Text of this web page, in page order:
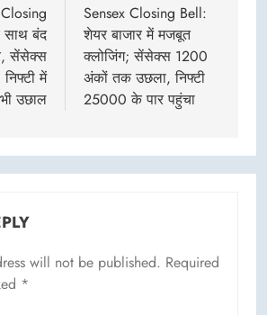
बंद
सेंसेक्स
में
भी उछाल
Sensex Closing Bell:
शेयर बाजार में मजबूत
क्लोजिंग; सेंसेक्स 1200
अंकों तक उछला, निफ्टी
25000 के पार पहुंचा
will not be published. Required
*